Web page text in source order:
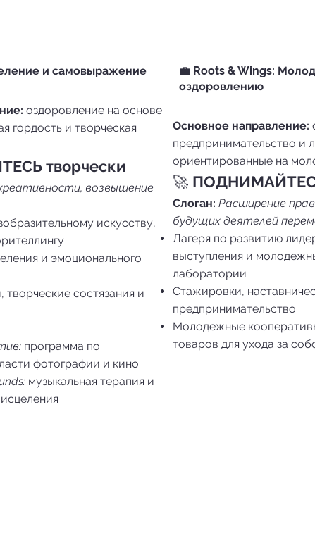
и самовыражение
оздоровление на основе
гордость и творческая
творчески
возвышение
искусству,
и эмоционального
состязания и
программа по
фотографии и кино
музыкальная терапия и
💼 Roots & Wings:
оздоровлению
Основное направление:
предпринимательство и
ориентированные на
🚀
Слоган: Расширение
будущих деятелей
Лагеря по развитию
выступления и
лаборатории
Стажировки,
предпринимательство
Молодежные
товаров для ухода за